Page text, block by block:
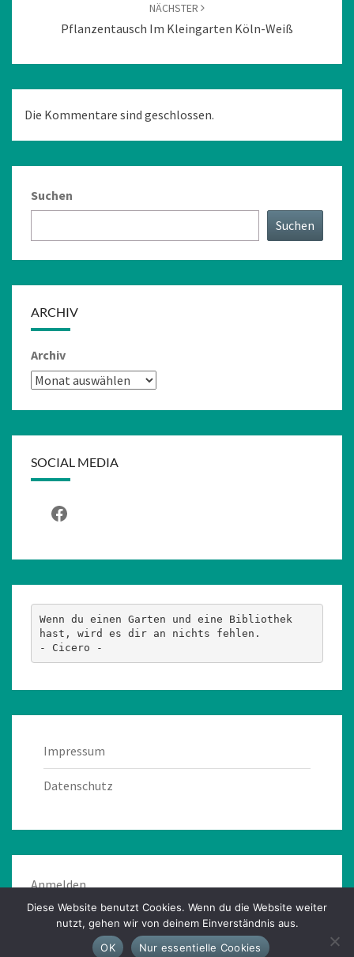
NÄCHSTER
Pflanzentausch Im Kleingarten Köln-Weiß
Die Kommentare sind geschlossen.
Suchen
Suchen
ARCHIV
Archiv
SOCIAL MEDIA
Facebook
Wenn du einen Garten und eine Bibliothek
hast, wird es dir an nichts fehlen.
- Cicero -
Impressum
Datenschutz
Anmelden
Diese Website benutzt Cookies. Wenn du die Website weiter
nutzt, gehen wir von deinem Einverständnis aus.
OK
Nur essentielle Cookies